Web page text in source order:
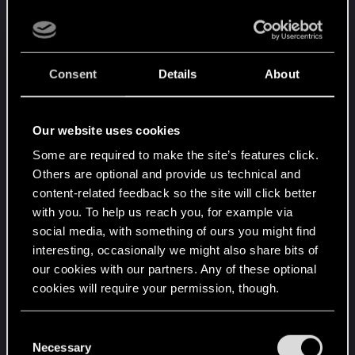
Consent Details About
Our website uses cookies
Some are required to make the site’s features click.
Others are optional and provide us technical and
content-related feedback so the site will click better
with you. To help us reach you, for example via
social media, with something of ours you might find
interesting, occasionally we might also share bits of
our cookies with our partners. Any of these optional
cookies will require your permission, though.
and tweak your preferences regarding them in the
Necessary
Zagęszczony szpik
, gdy zaczniesz korzystać
głównie z broni do walki wręcz.
Emulator
uniwersalnyiFull Metal Jacketzapewniają
dodatkowe bezpieczeństwo, choć gdy osiągniesz
wysoki poziom techniczny, możesz zamienić Full
nie powinno spadać poniżej 50%. Drzewko
Zdolności techniczne daje również możliwość
wyposażeniaAdaptera komórkowegoo koszcie
limitu wszczepów 8 – ten wszczep skóry
zapewnia przede wszystkim ogromną ilość
pancerza.
Jeśli chodzi o wszczepy ofensywne, sięgnij po
Dozownik adrenalinyiMikrorotatory, zwłaszcza
jeśli przerzucisz się na młot lub kij baseballowy.
Broń obuchowa może zadawać duże obrażenia,